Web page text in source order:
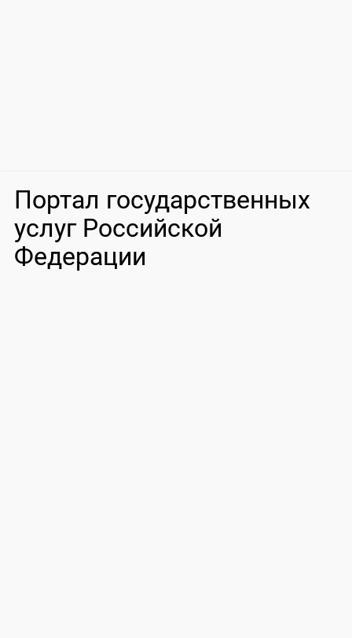
Портал государственных
услуг Российской
Федерации